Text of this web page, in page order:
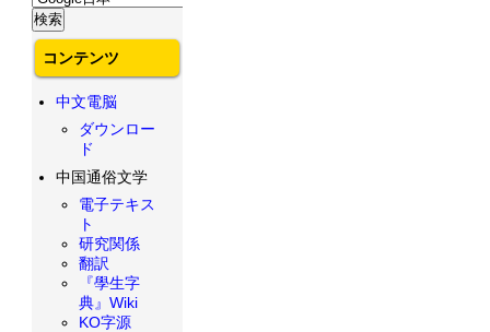
コンテンツ
中文電脳
ダウンロー
ド
中国通俗文学
電子テキス
ト
研究関係
翻訳
『學生字
典』Wiki
KO字源